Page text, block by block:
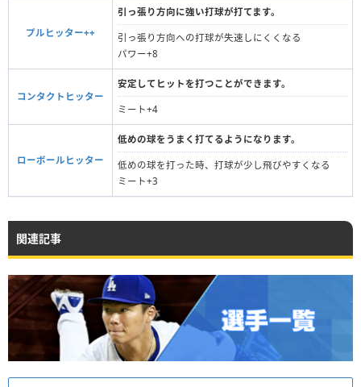
プルヒッター++
引っ張り方向に強い打球が打てます。
引っ張り方向への打球が失速しにくくなる
パワー+8
コンタクトヒッター
安定してヒットを打つことができます。
ミート+4
ローボールヒッター
低めの球をうまく打てるようになります。
低めの球を打った時、打球が少し飛びやすくなる
ミート+3
関連記事